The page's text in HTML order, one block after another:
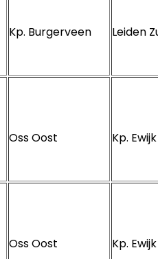
Kp. Burgerveen Leiden
Oss Oost Kp.
Oss Oost Kp.